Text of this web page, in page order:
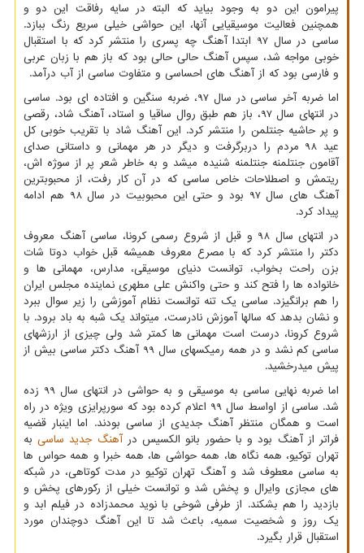
پیرامون این دو به وجود بیاید که البته در سایه رفاقت این دو و
همچنین فعالیت موسیقیایی آنها، این حواشی خیلی سریع رنگ ببازد.
ساسی در سال 97 ابتدا آهنگ چه پسری را منتشر کرد که با استقبال
خوبی مواجه شد، سپس آهنگ حالی حالی بود که باز هم با زبان عربی
و فارسی بود که از آهنگ های احساسی و متفاوت ساسی از آب درآمد.
اما ضربه آخر ساسی در سال 97، ضربه سنگین و افتاده ای بود. ساسی
در انتهای سال 97، باز هم طبق روال ساقیا و استاد، آهنگ شاد، رقصی
و پر حاشیه جنتلمن را منتشر کرد. این آهنگ شاد با تقریب خوبی کل
عید 98 مردم را دربرگرفت و دیگر در هر مهمانی و داستانی صدای
آقامون جنتلمنه جنتلمنه شنیده میشد و به خاطر شعر پر از سوژه اش،
ریتمش و اصطلاحات خاص ساسی که در آن کار رفت، از محبوبترین
آهنگ های سال 97 بود و حتی این محبوبیت در سال 98 هم ادامه
پیداد کرد.
در انتهای سال 98 و قبل از شروع رسمی کرونا، ساسی آهنگ معروف
دکتر را منتشر کرد که با مصرع معروف همیشه قبل خواب دوتا شات
بزن راحت بخواب، توانست دنیای موسیقی، مدارس، مهمانی ها و
خانواده ها را فتح کند و حتی واکنش علی مطهری نماینده مجلس ایران
را هم برانگیزد. ساسی یک تنه توانست نظام آموزشی را زیر سوال ببرد
و نشان بدهد که سالها آموزش نادرست، میتواند یک شبه به باد برود. با
شروع کرونا، درست است مهمانی ها کمتر شد ولی چیزی از ارزشهای
ساسی کم نشد و در همه رمیکسهای سال 99 آهنگ دکتر ساسی بیش از
پیش میدرخشید.
اما ضربه نهایی ساسی به موسیقی و به حواشی در انتهای سال 99 زده
شد. ساسی از اواسط سال 99 اعلام کرده بود که سورپرایزی ویژه در راه
است و همگان منتظر آهنگ جدیدی از ساسی بودند. اما اینبار قضیه
فراتر از آهنگ بود و با حضور بانو الکسیس درآهنگ جدید ساسیبه
تهران توکیو، همه نگاه ها، همه حواشی ها، همه خبرا و همه حواس ها
به ساسی معطوف شد و آهنگ تهران توکیو در مدت کوتاهی، در شبکه
های مجازی وایرال و پخش شد و توانست خیلی از رکورهای پخش و
بازدید را هم بشکند. از طرفی شوخی با نوید محمدزاده در فیلم ابد و
یک روز و شخصیت سمیه، باعث شد تا این آهنگ دوچندان مورد
استقبال قرار بگیرد.